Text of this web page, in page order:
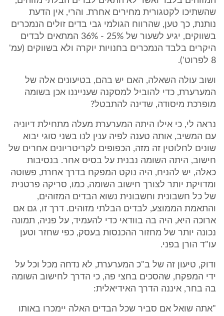
שהשתיכו לקטגורית מחירים אחרת. והרי, אין הדעת
נותנת, כך טען, שהרווח הגולמי גבי בדים זולים הנמכרים
בשווקים, יגיע לשעור של 25% - 36% המתאים לבדים
היקרים בלבד הנמכרים בחנויות יוקרה ולא בשווקים (עמ'
8 לפרוט').
ושוב עולה השאלה, האם יש בהם, בטיעונים אלה של
המערערת, כדי להוביל למסקנה שענייננו אכן בשומה
מופרכת מיסודה, שדינה להתבטל?
נראה לי, כי אילו היתה המערערת מעלה מתחילת דיוניה
עם המשיב, אותה טענה לפיה ענין לנו בשני סוגי יבוא
שונים לחלוטין זה מזה, הכפופים לקריטריונים אחרים של
חישוב, היתה השומה נבנית על בסיס אחר. בנסיבות
כאלה, יש להניח, היה נוקט המפקח בדרך אחרת, פשוטה
ומדויקת יותר לצורך חישוב השומה, כמו, סריקה פרטנית
של כל חשבונית וחשבונית נשוא הבדים המזוהים,
והתאמת הממוצע, לבדים הבלתי מזוהים. דרך זו, גם אם
ארוכה היא, היה בה בוודאי כדי להעמיד, על פניה, תמונה
נכונה יותר של מחזור ההכנסות בעסק, כפי שחזר וטען
עו"ד הורן בפני.
ודוק, טיעון זה של ב"כ המערערת, לא נדחה מכל וכל על
ידי המפקח, שהסכים בחצי פה, כי הדרך לחישוב השומה
בה בחר, איננה הדרך האידיאלית:
"אתה שואל אם סביר שכל הבדים האלה יימכרו באותו